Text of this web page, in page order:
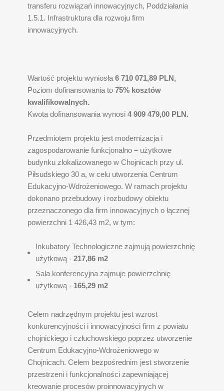
transferu rozwiązań innowacyjnych, Poddziałania
1.5.1. Infrastruktura dla rozwoju firm
innowacyjnych.
Wartość projektu wyniosła6 710 071,89 PLN,
Poziom dofinansowania to 75% kosztów
kwalifikowalnych.
Kwota dofinansowania wynosi4 909 479,00 PLN.
Przedmiotem projektu jest modernizacja i
zagospodarowanie funkcjonalno – użytkowe
budynku zlokalizowanego w Chojnicach przy ul.
Piłsudskiego 30 a, w celu utworzenia Centrum
Edukacyjno-Wdrożeniowego. W ramach projektu
dokonano przebudowy i rozbudowy obiektu
przeznaczonego dla firm innowacyjnych o łącznej
powierzchni 1 426,43 m2, w tym:
Inkubatory Technologiczne zajmują powierzchnię
użytkową -217,86 m2
Sala konferencyjna zajmuje powierzchnię
użytkową - 165,29 m2
Celem nadrzędnym projektu jest wzrost
konkurencyjności i innowacyjności firm z powiatu
chojnickiego i człuchowskiego poprzez utworzenie
Centrum Edukacyjno-Wdrożeniowego w
Chojnicach. Celem bezpośrednim jest stworzenie
przestrzeni i funkcjonalności zapewniającej
kreowanie procesów proinnowacyjnych w